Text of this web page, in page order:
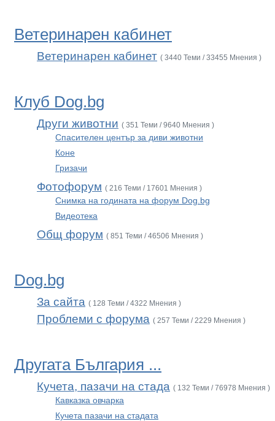
Ветеринарен кабинет
Ветеринарен кабинет ( 3440 Теми / 33455 Мнения )
Клуб Dog.bg
Други животни ( 351 Теми / 9640 Мнения )
Спасителен център за диви животни
Коне
Гризачи
Фотофорум ( 216 Теми / 17601 Мнения )
Снимка на годината на форум Dog.bg
Видеотека
Общ форум ( 851 Теми / 46506 Мнения )
Dog.bg
За сайта ( 128 Теми / 4322 Мнения )
Проблеми с форума ( 257 Теми / 2229 Мнения )
Другата България ...
Кучета, пазачи на стада ( 132 Теми / 76978 Мнения )
Кавказка овчарка
Кучета пазачи на стадата